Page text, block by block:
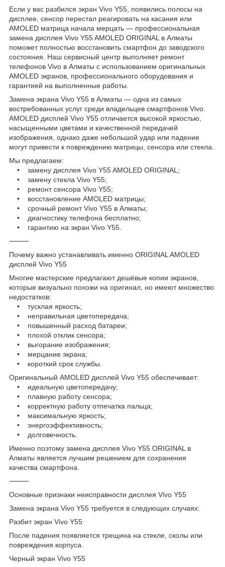
Если у вас разбился экран Vivo Y55, появились полосы на
дисплее, сенсор перестал реагировать на касания или
AMOLED матрица начала мерцать — профессиональная
замена дисплея Vivo Y55 AMOLED ORIGINAL в Алматы
поможет полностью восстановить смартфон до заводского
состояния. Наш сервисный центр выполняет ремонт
телефонов Vivo в Алматы с использованием оригинальных
AMOLED экранов, профессионального оборудования и
гарантией на выполненные работы.
Замена экрана Vivo Y55 в Алматы — одна из самых
востребованных услуг среди владельцев смартфонов Vivo.
AMOLED дисплей Vivo Y55 отличается высокой яркостью,
насыщенными цветами и качественной передачей
изображения, однако даже небольшой удар или падение
могут привести к повреждению матрицы, сенсора или стекла.
Мы предлагаем:
• замену дисплея Vivo Y55 AMOLED ORIGINAL;
• замену стекла Vivo Y55;
• ремонт сенсора Vivo Y55;
• восстановление AMOLED матрицы;
• срочный ремонт Vivo Y55 в Алматы;
• диагностику телефона бесплатно;
• гарантию на экран Vivo Y55.
⸻
Почему важно устанавливать именно ORIGINAL AMOLED
дисплей Vivo Y55
Многие мастерские предлагают дешёвые копии экранов,
которые визуально похожи на оригинал, но имеют множество
недостатков:
• тусклая яркость;
• неправильная цветопередача;
• повышенный расход батареи;
• плохой отклик сенсора;
• выгорание изображения;
• мерцание экрана;
• короткий срок службы.
Оригинальный AMOLED дисплей Vivo Y55 обеспечивает:
• идеальную цветопередачу;
• плавную работу сенсора;
• корректную работу отпечатка пальца;
• максимальную яркость;
• энергоэффективность;
• долговечность.
Именно поэтому замена дисплея Vivo Y55 ORIGINAL в
Алматы является лучшим решением для сохранения
качества смартфона.
⸻
Основные признаки неисправности дисплея Vivo Y55
Замена экрана Vivo Y55 требуется в следующих случаях:
Разбит экран Vivo Y55
После падения появляется трещина на стекле, сколы или
повреждения корпуса.
Черный экран Vivo Y55